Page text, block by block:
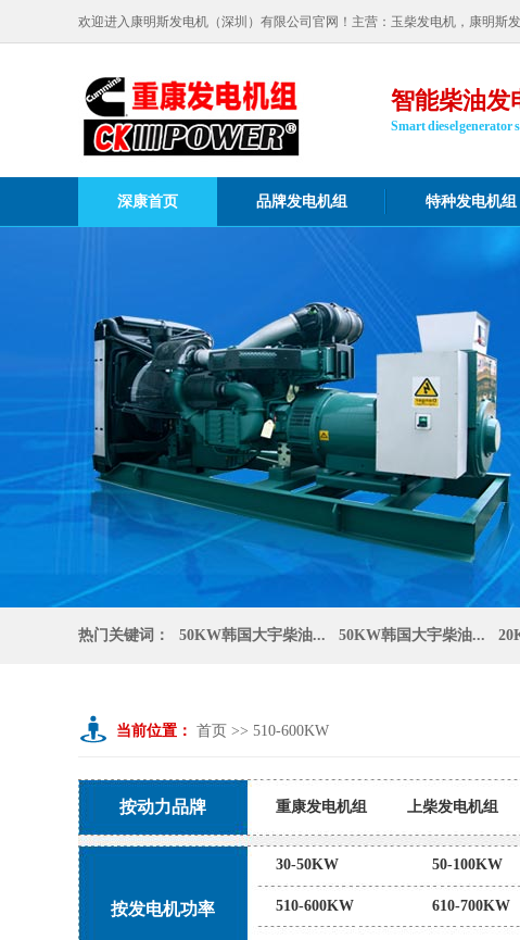
欢迎进入康明斯发电机（深圳）有限公司官网！主营：玉柴发电机，康明斯
智能柴油发
Smart diesel generator
深康首页 品牌发电机组 特种发电机组
热门关键词： 50KW韩国大宇柴油... 50KW韩国大宇柴油...
当前位置： 首页 >> 510-600KW
按动力品牌 重康发电机组 上柴发电机组
静音发电机组 济柴发电机组
按发电机功率
30-50KW 50-100KW
510-600KW 610-700KW